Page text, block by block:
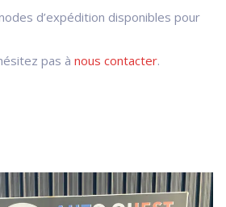
d’expédition disponibles pour
pas à nous contacter.